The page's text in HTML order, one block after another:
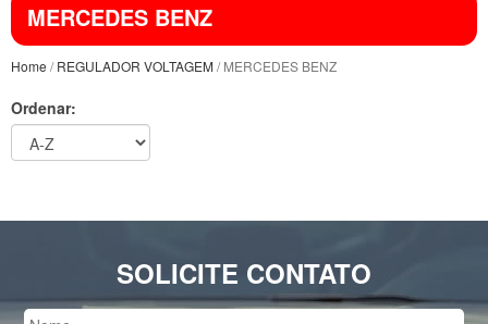
MERCEDES BENZ
Home /REGULADOR VOLTAGEM/ MERCEDES BENZ
Ordenar:
SOLICITE CONTATO